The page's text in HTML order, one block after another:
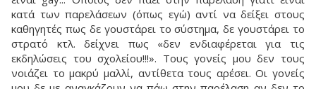
κατά των παρελάσεων (όπως εγώ) αντί να δείξει στους
καθηγητές πως δε γουστάρει το σύστημα, δε γουστάρει το
στρατό κτλ. δείχνει πως «δεν ενδιαφέρεται για τις
εκδηλώσεις του σχολείου!!!». Τους γονείς μου δεν τους
νοιάζει το μακρύ μαλλί, αντίθετα τους αρέσει. Οι γονείς